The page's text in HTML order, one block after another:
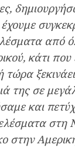
από
κάτι που
τώρα
της σε
και
στη
στην